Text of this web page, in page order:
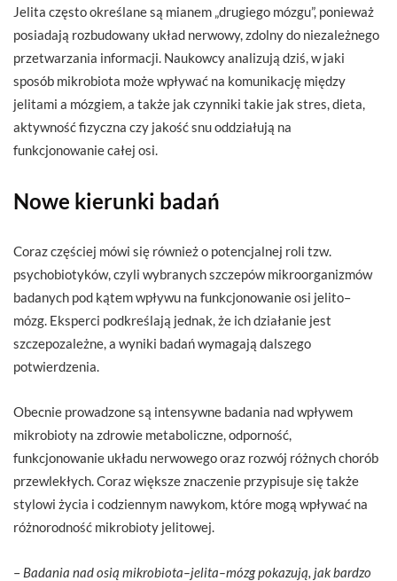
Jelita często określane są mianem „drugiego mózgu”, ponieważ
posiadają rozbudowany układ nerwowy, zdolny do niezależnego
przetwarzania informacji. Naukowcy analizują dziś, w jaki
sposób mikrobiota może wpływać na komunikację między
jelitami a mózgiem, a także jak czynniki takie jak stres, dieta,
aktywność fizyczna czy jakość snu oddziałują na
funkcjonowanie całej osi.
Nowe kierunki badań
Coraz częściej mówi się również o potencjalnej roli tzw.
psychobiotyków, czyli wybranych szczepów mikroorganizmów
badanych pod kątem wpływu na funkcjonowanie osi jelito–
mózg. Eksperci podkreślają jednak, że ich działanie jest
szczepozależne, a wyniki badań wymagają dalszego
potwierdzenia.
Obecnie prowadzone są intensywne badania nad wpływem
mikrobioty na zdrowie metaboliczne, odporność,
funkcjonowanie układu nerwowego oraz rozwój różnych chorób
przewlekłych. Coraz większe znaczenie przypisuje się także
stylowi życia i codziennym nawykom, które mogą wpływać na
różnorodność mikrobioty jelitowej.
– Badania nad osią mikrobiota–jelita–mózg pokazują, jak bardzo